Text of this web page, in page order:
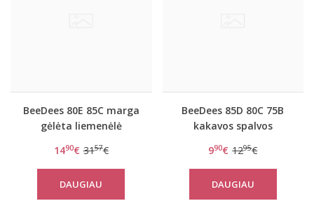
BeeDees 80E 85C marga
gėlėta liemenėlė
1490€ 3157€
DAUGIAU
BeeDees 85D 80C 75B
kakavos spalvos
day WM
990€ 1295€
DAUGIAU